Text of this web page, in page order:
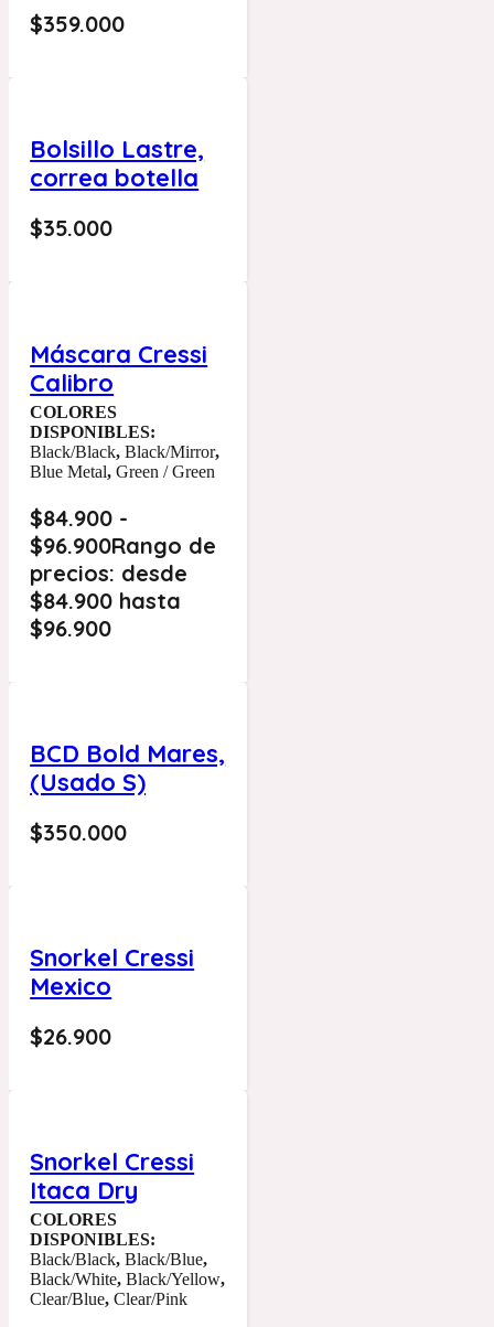
$359.000
Bolsillo Lastre,
correa botella
$35.000
Máscara Cressi
Calibro
COLORES
DISPONIBLES:
Black/Black,Black/Mirror,
Blue Metal,Green / Green
$84.900 -
$96.900Rango de
precios: desde
$84.900 hasta
$96.900
BCD Bold Mares,
(Usado S)
$350.000
Snorkel Cressi
Mexico
$26.900
Snorkel Cressi
Itaca Dry
COLORES
DISPONIBLES:
Black/Black,Black/Blue,
Black/White,Black/Yellow,
Clear/Blue,Clear/Pink